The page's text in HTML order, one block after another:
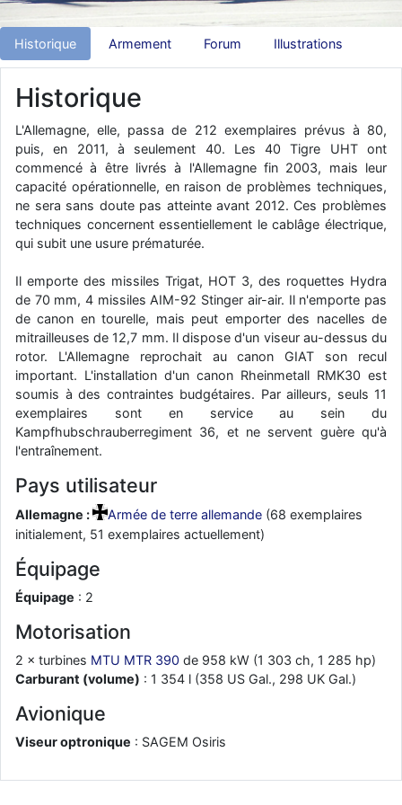
d9pouces: Joyeux Noël à tous !
d9pouces: mais tu peux tenter l'un des rares lycées militaires
comme le Prytanée dans la Sarthe, ça ne peut pas faire de mal !
d9pouces: C'est plutôt après le lycée, voire après une prépa
scientifique, tu as donc encore un peu de temps devant toi
yaellerigolow: bonjour a tous je suis un élève de première
passionnée par l'aviation militaire , pourrais je savoir que faire après
le lycée pour s'orienter et pouvoir devenir officier de l'armée de l'air?
d9pouces: lesquels, par exemple ?
mahmoud: bonsoir, très instructif ce site .mais nous aimerions avoir
les photo des anciens appareils de l'armée de l'air de la haute -volta
d9pouces: Ça me casse quand même bien les pieds, j’avoue
jericho : Pour moi tout est à nouveau OK dirait-on… Merci à toi.
d9pouces: En espérant n’avoir coupé les accessoires de personne
au passage !
d9pouces: j'ai trouvé un palliatif un peu violent, mais ça devrait aller
un peu mieux
d9pouces : cette fois, c'est le Brésil et Singapour qui mettent le site
par terre
d9pouces: Désolé ! Mon filtrage a été un peu trop violent
manifestement
tout voir
Historique Armement Forum Illustrations
Historique
L'Allemagne, elle, passa de 212 exemplaires prévus à 80,
puis, en 2011, à seulement 40. Les 40 Tigre UHT ont
commencé à être livrés à l'Allemagne fin 2003, mais leur
capacité opérationnelle, en raison de problèmes techniques,
ne sera sans doute pas atteinte avant 2012. Ces problèmes
techniques concernent essentiellement le cablâge électrique,
qui subit une usure prématurée.
Il emporte des missiles Trigat, HOT 3, des roquettes Hydra
de 70 mm, 4 missiles AIM-92 Stinger air-air. Il n'emporte pas
de canon en tourelle, mais peut emporter des nacelles de
mitrailleuses de 12,7 mm. Il dispose d'un viseur au-dessus du
rotor. L'Allemagne reprochait au canon GIAT son recul
important. L'installation d'un canon Rheinmetall RMK30 est
soumis à des contraintes budgétaires. Par ailleurs, seuls 11
exemplaires sont en service au sein du
Kampfhubschrauberregiment 36, et ne servent guère qu'à
l'entraînement.
Pays utilisateur
Allemagne : Armée de terre allemande (68 exemplaires
initialement, 51 exemplaires actuellement)
Équipage
Équipage : 2
Motorisation
2 × turbines MTU MTR 390 de 958 kW (1 303 ch, 1 285 hp)
Carburant (volume) : 1 354 l (358 US Gal., 298 UK Gal.)
Avionique
Viseur optronique : SAGEM Osiris